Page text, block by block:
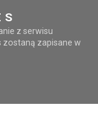
z serwisu
zostaną zapisane w